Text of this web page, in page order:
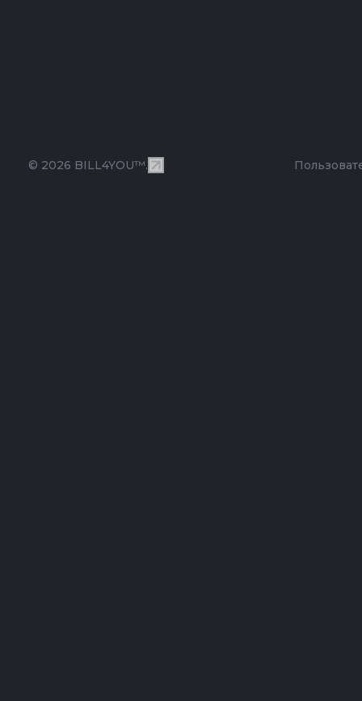
© 2026 BILL4YOU™.